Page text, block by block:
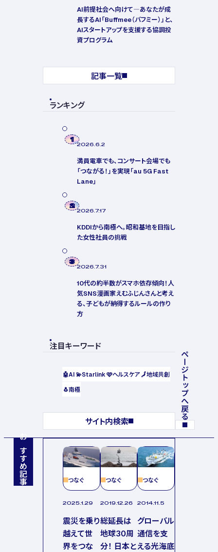
AI前提社会へ向けて―あなたが成
長するAI「Buffmee（バフミー）」と、
AIスタートアップを支援する協調投
資プログラム
記事一覧
ランキング
1
2026.6.2
満員電車でも、コンサート会場でも
「つながる！」を実現「au 5G Fast
Lane」
2
2026.7.17
KDDIから南極へ。昭和基地を目指し
た女性社員の挑戦
3
2026.7.31
10代の約半数がスマホ依存傾向！人
気SNS漫画家えむふじんさんと考え
る、子どもが納得するルールの作り
方
注目キーワード
🤖AI💫Starlink🩷ヘルスケア🗾地域共創
🐧南極
サイト内検索
ページトップへ戻る
おすすめ記事 つなぐ
2025.1.29
震災を乗り
越えて世
界をつな
つなぐ
2019.12.26
総延長は
地球30周
分！ 日本と
つなぐ
2014.11.5
グローバル
通信を支
える光海底